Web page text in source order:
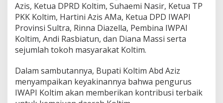
Azis, Ketua DPRD Koltim, Suhaemi Nasir, Ketua TP
PKK Koltim, Hartini Azis AMa, Ketua DPD IWAPI
Provinsi Sultra, Rinna Diazella, Pembina IWPAI
Koltim, Andi Rasbiatun, dan Diana Massi serta
sejumlah tokoh masyarakat Koltim.
Dalam sambutannya, Bupati Koltim Abd Aziz
menyampaikan keyakinannya bahwa pengurus
IWAPI Koltim akan memberikan kontribusi terbaik